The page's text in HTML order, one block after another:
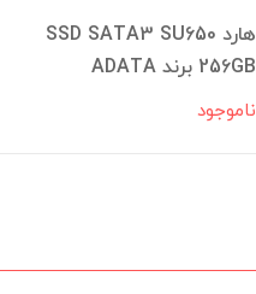
هارد SSD SATA3 SU650
256GB برند ADATA
ناموجود